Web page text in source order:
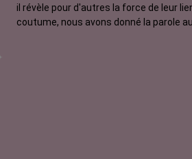
il révèle pour d'autres la force de leur
coutume, nous avons donné la parole